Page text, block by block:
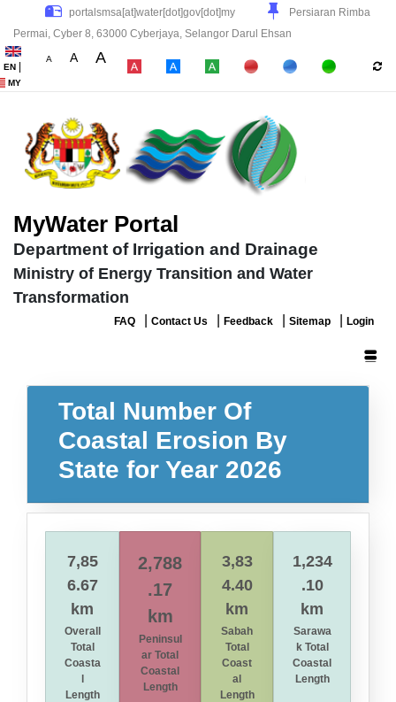
Persiaran Rimba
Permai, Cyber 8, 63000 Cyberjaya, Selangor Darul Ehsan
EN |
MY
A A A
MyWater Portal
Department of Irrigation and Drainage
Ministry of Energy Transition and Water
Transformation
FAQ Contact Us Feedback Sitemap Login
Total Number Of
Coastal Erosion By
State for Year 2026
7,85
6.67
km
Overall
Total
Coasta
l
Length
2,788
.17
km
Peninsul
ar Total
Coastal
Length
3,83
4.40
km
Sabah
Total
Coast
al
Length
1,234
.10
km
Sarawa
k Total
Coastal
Length